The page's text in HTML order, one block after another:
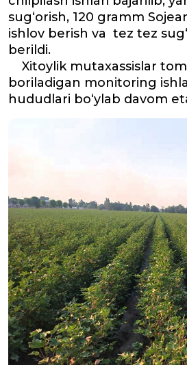
sug‘orish, 120 gramm
ishlov berish va tez tez
berildi.
Xitoylik mutaxassislar
boriladigan monitoring
hududlari bo‘ylab davom